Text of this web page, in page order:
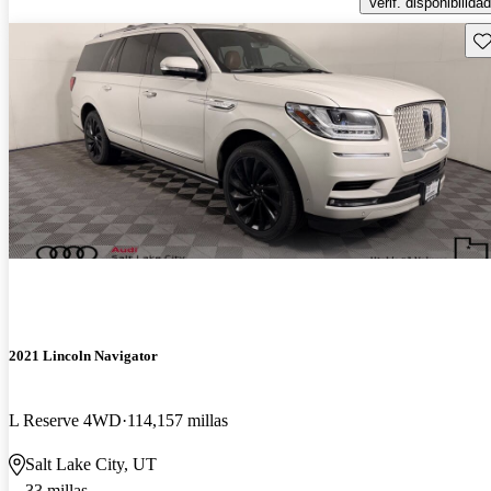
2021 Lincoln Navigator
L Reserve 4WD 114,157 millas
Salt Lake City, UT